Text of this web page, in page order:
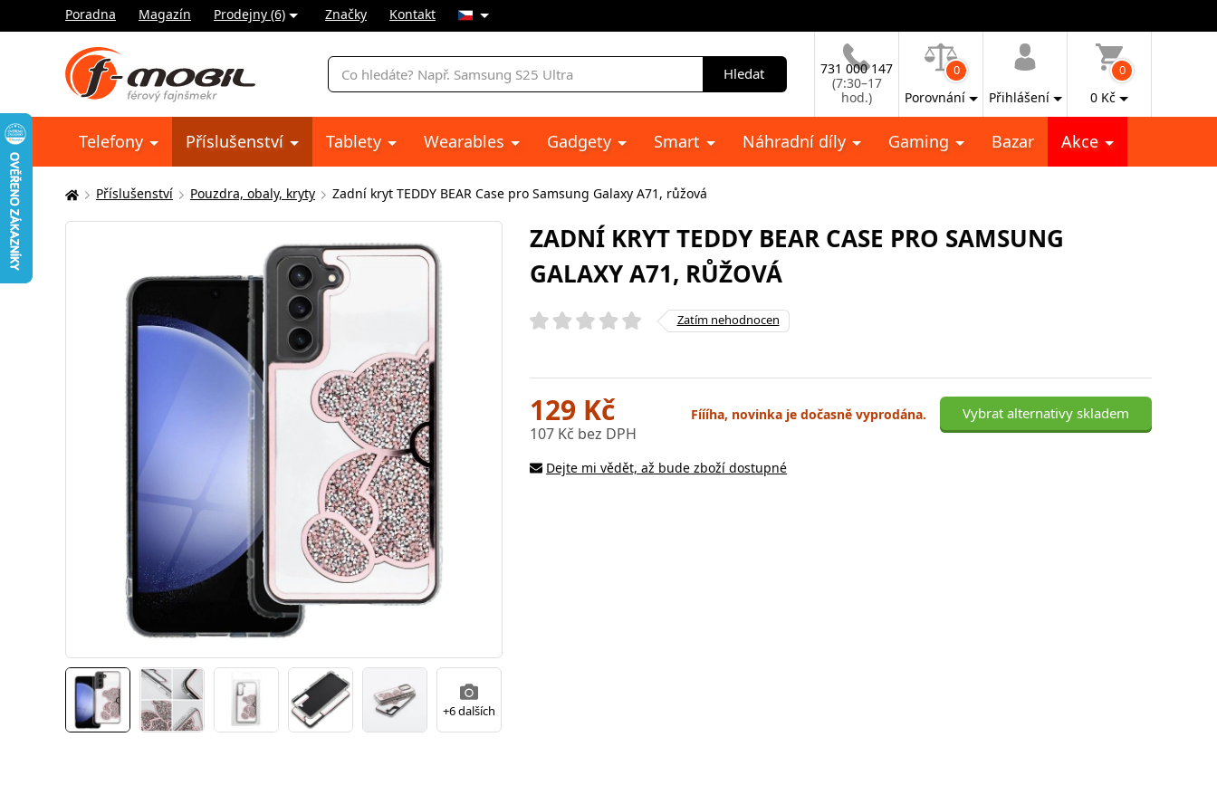
Poradna Magazín Prodejny (6) Značky Kontakt
Vyhledávání
Hledat
731 000 147
(7:30–17
hod.)
0
Porovnání Přihlášení
0
0 Kč
Telefony Příslušenství Tablety Wearables Gadgety Smart Náhradní díly Gaming Bazar Akce
Zde
se
Příslušenství Pouzdra, obaly, kryty Zadní kryt TEDDY BEAR Case pro Samsung Galaxy A71, růžová
+6 dalších
ZADNÍ KRYT TEDDY BEAR CASE PRO SAMSUNG
GALAXY A71, RŮŽOVÁ
Zatím nehodnocen
129 Kč
107 Kč bez DPH
Fíííha, novinka je dočasně vyprodána. Vybrat alternativy skladem
Dejte mi vědět, až bude zboží dostupné